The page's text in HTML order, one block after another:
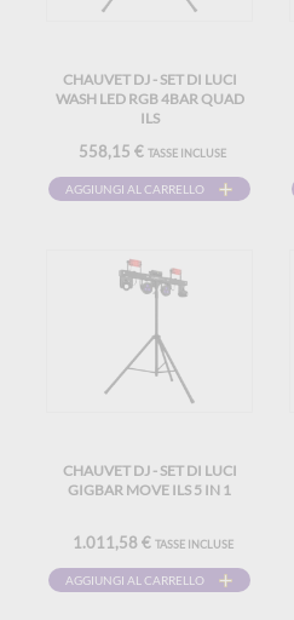
CHAUVET DJ - SET DI LUCI
WASH LED RGB 4BAR QUAD
ILS
558,15 € TASSE INCLUSE
AGGIUNGI AL CARRELLO
CHAUVET DJ - SET DI LUCI
GIGBAR MOVE ILS 5 IN 1
1.011,58 € TASSE INCLUSE
AGGIUNGI AL CARRELLO